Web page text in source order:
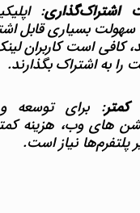
اشتراک‌گذاری:
بسیاری قابل
کافی است کاربران
را به اشتراک بگذارند.
کمتر: برای توسعه
های وب، هزینه
پلتفرم‌ها نیاز است.